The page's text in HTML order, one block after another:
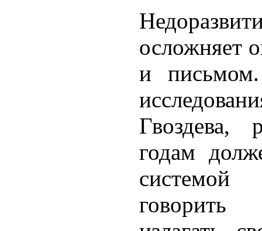
осложняет
и
Гвоздева,
годам
системой
говорить